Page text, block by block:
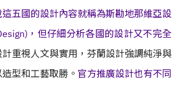
五國的設計內容就稱為斯勘地那維亞設
，但仔細分析各國的設計又不完全
計重視人文與實用，芬蘭設計強調純淨與
型和工藝取勝。 官方推廣設計也有不同